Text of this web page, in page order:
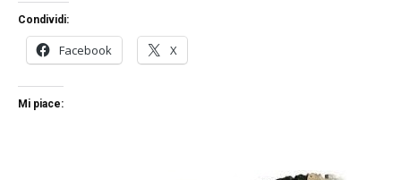
Condividi:
Facebook X
Mi piace: